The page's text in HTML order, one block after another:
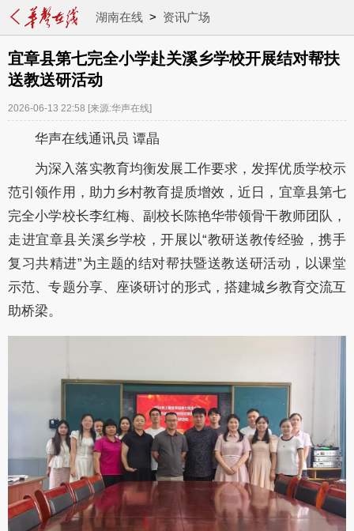
湖南在线> 资讯广场
宜章县第七完全小学赴关溪乡学校开展结对帮扶
送教送研活动
2026-06-13 22:58 [来源:华声在线]
华声在线通讯员 谭晶
为深入落实教育均衡发展工作要求，发挥优质学校示
范引领作用，助力乡村教育提质增效，近日，宜章县第七
完全小学校长李红梅、副校长陈艳华带领骨干教师团队，
走进宜章县关溪乡学校，开展以“教研送教传经验，携手
复习共精进”为主题的结对帮扶暨送教送研活动，以课堂
示范、专题分享、座谈研讨的形式，搭建城乡教育交流互
助桥梁。